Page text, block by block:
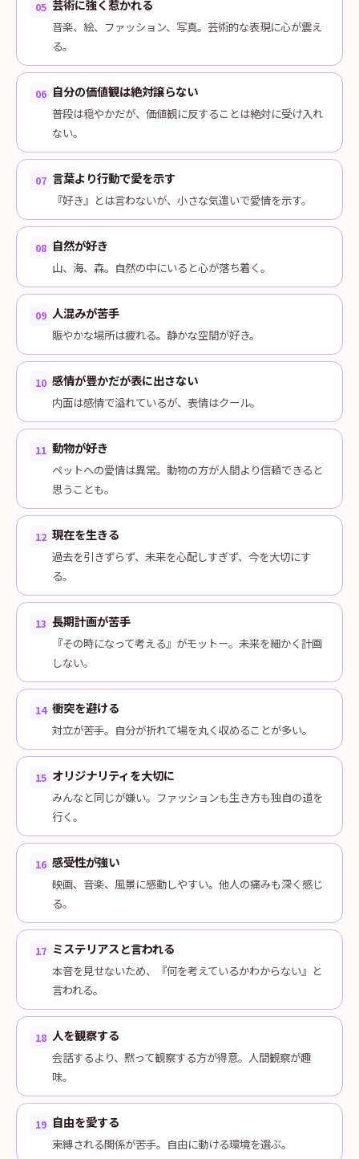
05 芸術に強く惹かれる
音楽、絵、ファッション、写真。芸術的な表現に心が震え
る。
06 自分の価値観は絶対譲らない
普段は穏やかだが、価値観に反することは絶対に受け入れ
ない。
07 言葉より行動で愛を示す
『好き』とは言わないが、小さな気遣いで愛情を示す。
08 自然が好き
山、海、森。自然の中にいると心が落ち着く。
09 人混みが苦手
賑やかな場所は疲れる。静かな空間が好き。
10 感情が豊かだが表に出さない
内面は感情で溢れているが、表情はクール。
11 動物が好き
ペットへの愛情は異常。動物の方が人間より信頼できると
思うことも。
12 現在を生きる
過去を引きずらず、未来を心配しすぎず、今を大切にす
る。
13 長期計画が苦手
『その時になって考える』がモットー。未来を細かく計画
しない。
14 衝突を避ける
対立が苦手。自分が折れて場を丸く収めることが多い。
15 オリジナリティを大切に
みんなと同じが嫌い。ファッションも生き方も独自の道を
行く。
16 感受性が強い
映画、音楽、風景に感動しやすい。他人の痛みも深く感じ
る。
17 ミステリアスと言われる
本音を見せないため、『何を考えているかわからない』と
言われる。
18 人を観察する
会話するより、黙って観察する方が得意。人間観察が趣
味。
19 自由を愛する
束縛される関係が苦手。自由に動ける環境を選ぶ。